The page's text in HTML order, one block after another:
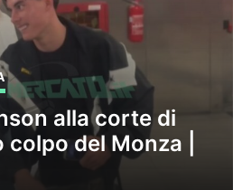
alla corte di
del Monza |